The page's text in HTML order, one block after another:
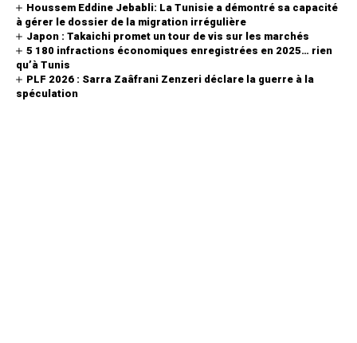
Houssem Eddine Jebabli: La Tunisie a démontré sa capacité
à gérer le dossier de la migration irrégulière
Japon : Takaichi promet un tour de vis sur les marchés
5 180 infractions économiques enregistrées en 2025… rien
qu’à Tunis
PLF 2026 : Sarra Zaâfrani Zenzeri déclare la guerre à la
spéculation